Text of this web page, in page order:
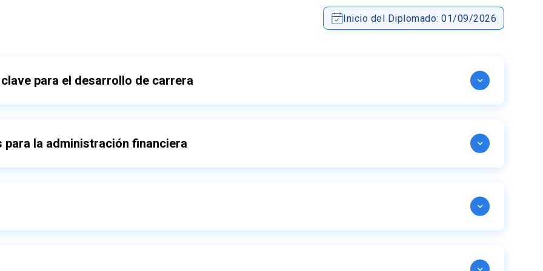
Inicio del Diplomado: 01/09/2026
para el desarrollo de carrera
la administración financiera
financiera de las organizaciones.